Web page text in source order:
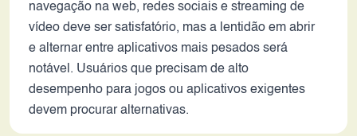
navegação na web, redes sociais e streaming de
vídeo deve ser satisfatório, mas a lentidão em abrir
e alternar entre aplicativos mais pesados será
notável. Usuários que precisam de alto
desempenho para jogos ou aplicativos exigentes
devem procurar alternativas.